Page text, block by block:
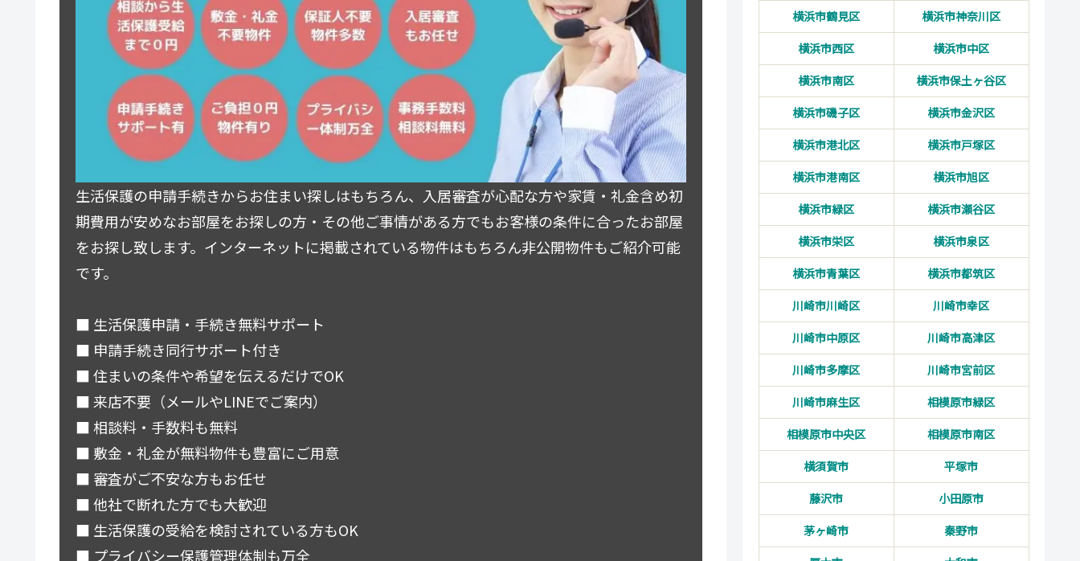
生活保護の申請手続きからお住まい探しはもちろん、入居審査が心配な方や家賃・礼金含め初
期費用が安めなお部屋をお探しの方・その他ご事情がある方でもお客様の条件に合ったお部屋
をお探し致します。インターネットに掲載されている物件はもちろん非公開物件もご紹介可能
です。
■ 生活保護申請・手続き無料サポート
■ 申請手続き同行サポート付き
■ 住まいの条件や希望を伝えるだけでOK
■ 来店不要（メールやLINEでご案内）
■ 相談料・手数料も無料
■ 敷金・礼金が無料物件も豊富にご用意
■ 審査がご不安な方もお任せ
■ 他社で断れた方でも大歓迎
■ 生活保護の受給を検討されている方もOK
■ プライバシー保護管理体制も万全
横浜市鶴見区
横浜市神奈川区
横浜市西区
横浜市中区
横浜市南区
横浜市保土ヶ谷区
横浜市磯子区
横浜市金沢区
横浜市港北区
横浜市戸塚区
横浜市港南区
横浜市旭区
横浜市緑区
横浜市瀬谷区
横浜市栄区
横浜市泉区
横浜市青葉区
横浜市都筑区
川崎市川崎区
川崎市幸区
川崎市中原区
川崎市高津区
川崎市多摩区
川崎市宮前区
川崎市麻生区
相模原市緑区
相模原市中央区
相模原市南区
横須賀市
平塚市
藤沢市
小田原市
茅ヶ崎市
秦野市